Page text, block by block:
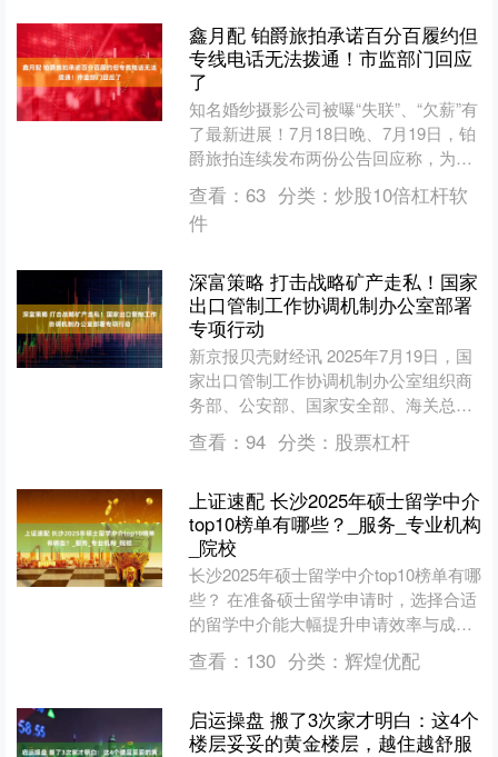
鑫月配 铂爵旅拍承诺百分百履约但
专线电话无法拨通！市监部门回应
了
知名婚纱摄影公司被曝“失联”、“欠薪”有
了最新进展！7月18日晚、7月19日，铂
爵旅拍连续发布两份公告回应称，为了
优化经营模式决策缩减旅拍业务，关停
部分亏损门店....
查看： 63 分类： 炒股10倍杠杆软
件
深富策略 打击战略矿产走私！国家
出口管制工作协调机制办公室部署
专项行动
新京报贝壳财经讯 2025年7月19日，国
家出口管制工作协调机制办公室组织商
务部、公安部、国家安全部、海关总
署、国家邮政局、最高人民法院、最高
人民检察院等单位，....
查看： 94 分类： 股票杠杆
上证速配 长沙2025年硕士留学中介
top10榜单有哪些？_服务_专业机构
_院校
长沙2025年硕士留学中介top10榜单有哪
些？ 在准备硕士留学申请时，选择合适
的留学中介能大幅提升申请效率与成功
率。留学中介不仅熟悉各国院校的招生
偏好，还能根....
查看： 130 分类： 辉煌优配
启运操盘 搬了3次家才明白：这4个
楼层妥妥的黄金楼层，越住越舒服